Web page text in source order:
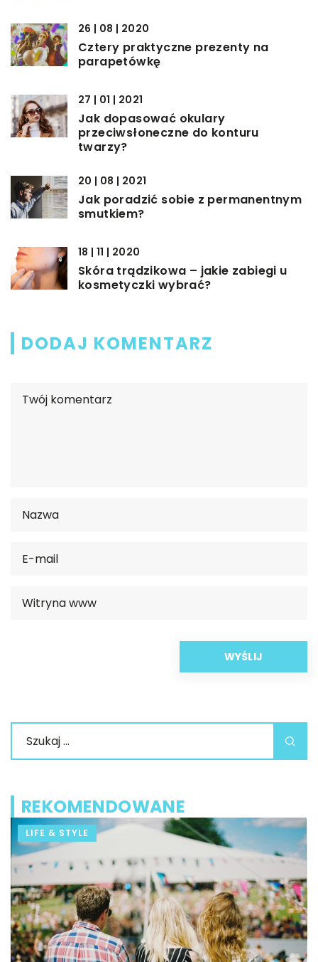
26 | 08 | 2020
Cztery praktyczne prezenty na
parapetówkę
27 | 01 | 2021
Jak dopasować okulary
przeciwsłoneczne do konturu
twarzy?
20 | 08 | 2021
Jak poradzić sobie z permanentnym
smutkiem?
18 | 11 | 2020
Skóra trądzikowa – jakie zabiegi u
kosmetyczki wybrać?
DODAJ KOMENTARZ
REKOMENDOWANE
LIFE & STYLE